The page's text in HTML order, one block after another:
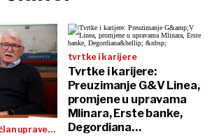
tvrtke i karijere
Tvrtke i karijere:
Preuzimanje G&V Linea,
promjene u upravama
Mlinara, Erste banke,
Degordiana…